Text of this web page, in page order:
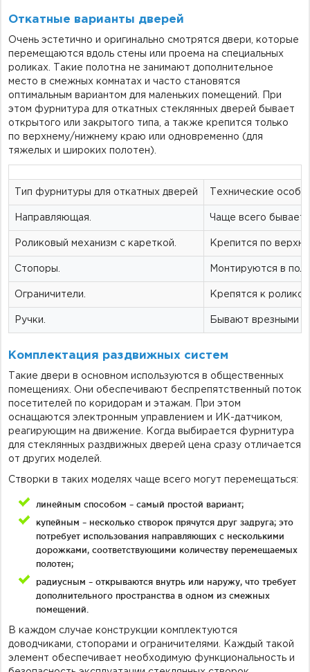
Откатные варианты дверей
Очень эстетично и оригинально смотрятся двери, которые
перемещаются вдоль стены или проема на специальных
роликах. Такие полотна не занимают дополнительное
место в смежных комнатах и часто становятся
оптимальным вариантом для маленьких помещений. При
этом фурнитура для откатных стеклянных дверей бывает
открытого или закрытого типа, а также крепится только
по верхнему/нижнему краю или одновременно (для
тяжелых и широких полотен).
Тип фурнитуры для откатных дверей Технические
Направляющая. Чаще всего бывает
Роликовый механизм с кареткой. Крепится по
Стопоры. Монтируются в пол.
Ограничители. Крепятся к
Ручки. Бывают врезными
Комплектация раздвижных систем
Такие двери в основном используются в общественных
помещениях. Они обеспечивают беспрепятственный поток
посетителей по коридорам и этажам. При этом
оснащаются электронным управлением и ИК-датчиком,
реагирующим на движение. Когда выбирается фурнитура
для стеклянных раздвижных дверей цена сразу отличается
от других моделей.
Створки в таких моделях чаще всего могут перемещаться:
линейным способом – самый простой вариант;
купейным – несколько створок прячутся друг задруга; это
потребует использования направляющих с несколькими
дорожками, соответствующими количеству перемещаемых
полотен;
радиусным – открываются внутрь или наружу, что требует
дополнительного пространства в одном из смежных
помещений.
В каждом случае конструкции комплектуются
доводчиками, стопорами и ограничителями. Каждый такой
элемент обеспечивает необходимую функциональность и